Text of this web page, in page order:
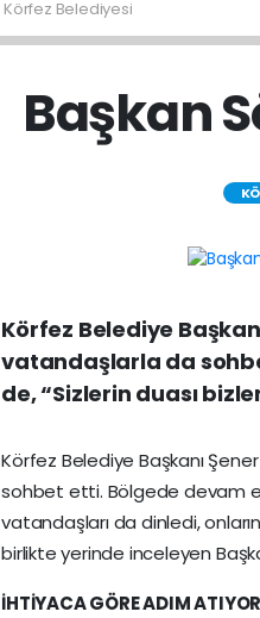
Körfez Belediyesi
Başkan
Körfez Belediye
vatandaşlarla da
de, “Sizlerin duası
Körfez Belediye Başkanı
sohbet etti. Bölgede devam
vatandaşları da dinledi,
birlikte yerinde inceleyen
İHTİYACA GÖRE ADIM